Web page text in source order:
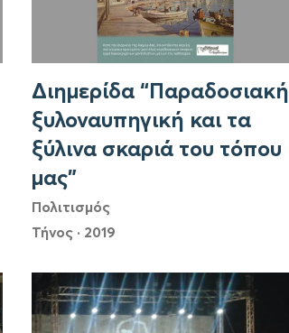
Διημερίδα “Παραδοσιακή
ξυλοναυπηγική και τα
ξύλινα σκαριά του τόπου
μας”
Πολιτισμός
Τήνος · 2019